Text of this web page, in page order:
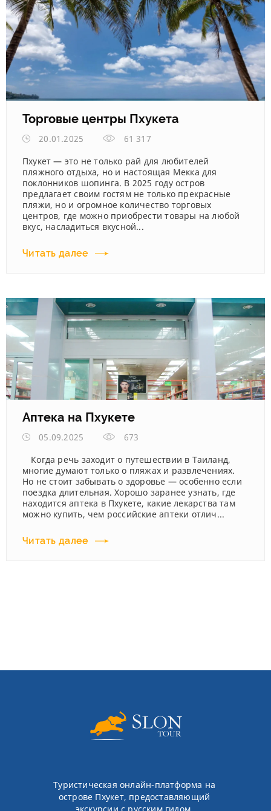
Торговые центры Пхукета
20.01.2025
61 317
Пхукет — это не только рай для любителей
пляжного отдыха, но и настоящая Мекка для
поклонников шопинга. В 2025 году остров
предлагает своим гостям не только прекрасные
пляжи, но и огромное количество торговых
центров, где можно приобрести товары на любой
вкус, насладиться вкусной...
Читать далее
Аптека на Пхукете
05.09.2025
673
Когда речь заходит о путешествии в Таиланд,
многие думают только о пляжах и развлечениях.
Но не стоит забывать о здоровье — особенно если
поездка длительная. Хорошо заранее узнать, где
находится аптека в Пхукете, какие лекарства там
можно купить, чем российские аптеки отлич...
Читать далее
Туристическая онлайн-платформа на
острове Пхукет, предоставляющий